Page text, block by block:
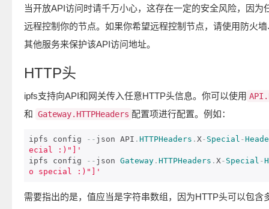
当开放API访问时请千万小心，这存在一定的安全风险，因为
远程控制你的节点。如果你希望远程控制节点，请使用防火
其他服务来保护该API访问地址。
HTTP头
ipfs支持向API和网关传入任意HTTP头信息。你可以使用
和 Gateway.HTTPHeaders 配置项进行配置。例如：
ipfs config -- json API . HTTPHeaders . X- Special -
ecial :)"]'
ipfs config
-- json Gateway . HTTPHeaders . X- Special -
o special :)"]'
需要指出的是，值应当是字符串数组，因为HTTP头可以包含